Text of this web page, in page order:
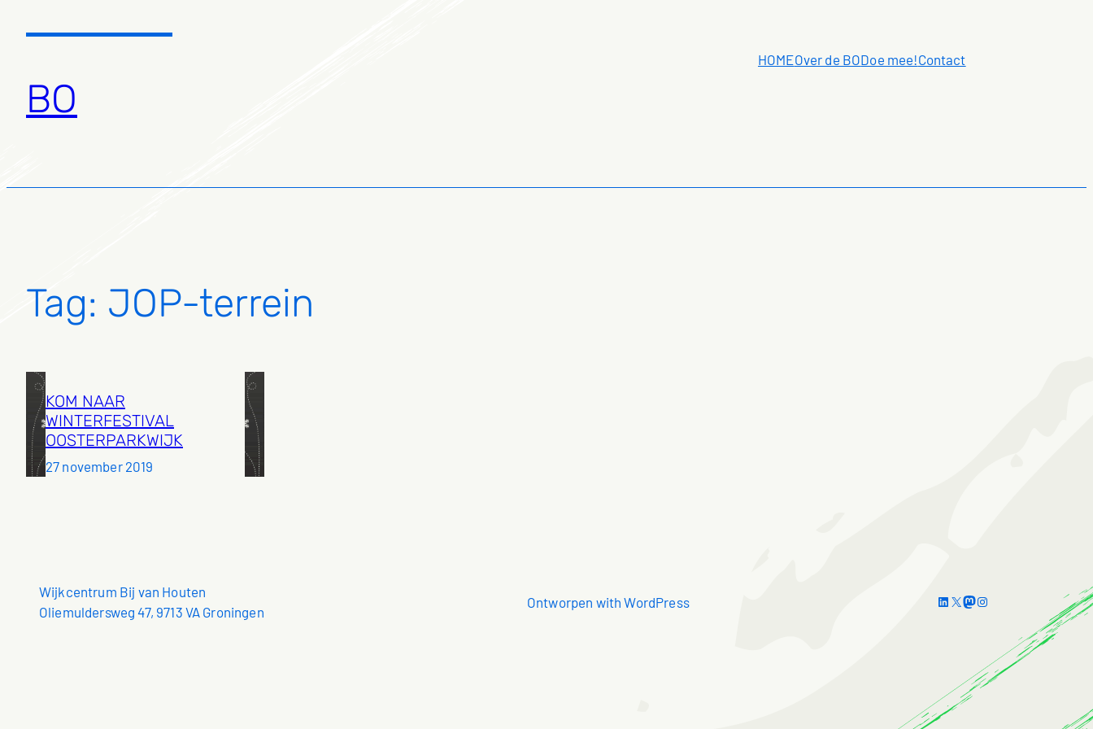
naar
BO
HOMEOver de BODoe mee!Contact
Tag: JOP-terrein
KOM NAAR
WINTERFESTIVAL
OOSTERPARKWIJK
27 november 2019
Wijkcentrum Bij van Houten
Oliemuldersweg 47, 9713 VA Groningen
Ontworpen with WordPress LinkedIn X Mastodon Instagram